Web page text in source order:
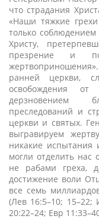
что страдания
«Наши тяжкие
только
Христу,
презрение и
ранней церкви,
освобождения
дерзновением
преследований и
церкви и святых.
выгравируем
никакие
могли отделить нас
не рабами греха,
достижение воли
все семь
(Лев 16:5–10;
20:22–24; Евр